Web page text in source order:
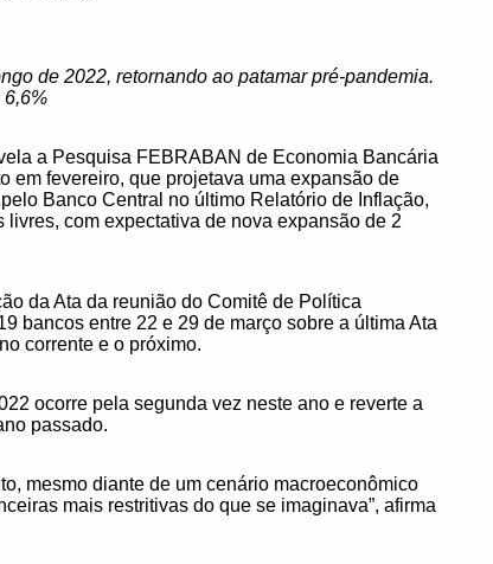
de 2022, retornando ao patamar pré-pandemia.
6,6%
a Pesquisa FEBRABAN de Economia Bancária
em fevereiro, que projetava uma expansão de
Banco Central no último Relatório de Inflação,
com expectativa de nova expansão de 2
da Ata da reunião do Comitê de Política
bancos entre 22 e 29 de março sobre a última Ata
corrente e o próximo.
ocorre pela segunda vez neste ano e reverte a
passado.
mesmo diante de um cenário macroeconômico
mais restritivas do que se imaginava”, afirma